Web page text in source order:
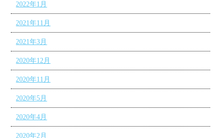
2022年1月
2021年11月
2021年3月
2020年12月
2020年11月
2020年5月
2020年4月
2020年2月